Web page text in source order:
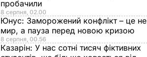
пробачили
8 серпня, 02.00
Юнус: Заморожений конфлікт – це не
мир, а пауза перед новою кризою
8 серпня, 00.56
Казарін: У нас сотні тисяч фіктивних